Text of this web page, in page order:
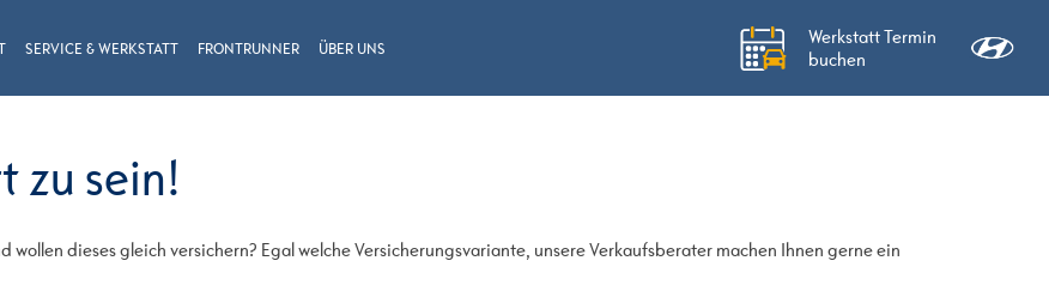
SERVICE & WERKSTATT FRONTRUNNER ÜBER UNS
Werkstatt Termin
buchen
zu sein!
dieses gleich versichern? Egal welche Versicherungsvariante, unsere Verkaufsberater machen Ihnen gerne ein